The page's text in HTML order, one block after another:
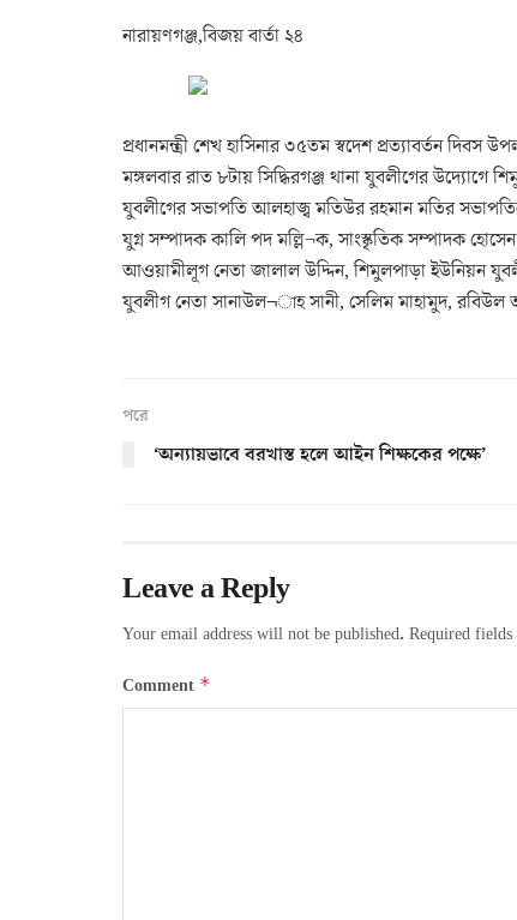
নারায়ণগঞ্জ,বিজয় বার্তা ২৪
প্রধানমন্ত্রী শেখ হাসিনার ৩৫তম স্বদেশ প্রত্যাবর্তন
মঙ্গলবার রাত ৮টায় সিদ্ধিরগঞ্জ থানা যুবলীগের
যুবলীগের সভাপতি আলহাজ্ব মতিউর রহমান মতির
যুগ্ন সম্পাদক কালি পদ মল্লি¬ক, সাংস্কৃতিক সম্পাদক
আওয়ামীলূগ নেতা জালাল উদ্দিন, শিমুলপাড়া ইউনিয়ন
যুবলীগ নেতা সানাউল¬াহ সানী, সেলিম মাহামুদ,
পরে
‘অন্যায়ভাবে বরখাস্ত হলে আইন শিক্ষকের পক্ষে’
Leave a Reply
Your email address will not be published. Required fields
Comment *